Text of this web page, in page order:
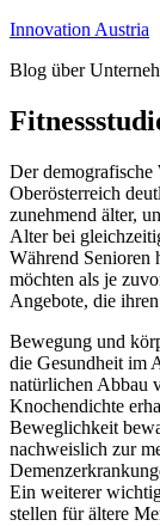
Zum
springen
Innovation Austria
Blog über
Der
Oberösterreich
zunehmend älter,
Alter bei
Während Senioren
möchten als je
Angebote, die
Bewegung und
die Gesundheit im
natürlichen Abbau
Knochendichte
Beweglichkeit
nachweislich zur
Ein weiterer
stellen für ältere